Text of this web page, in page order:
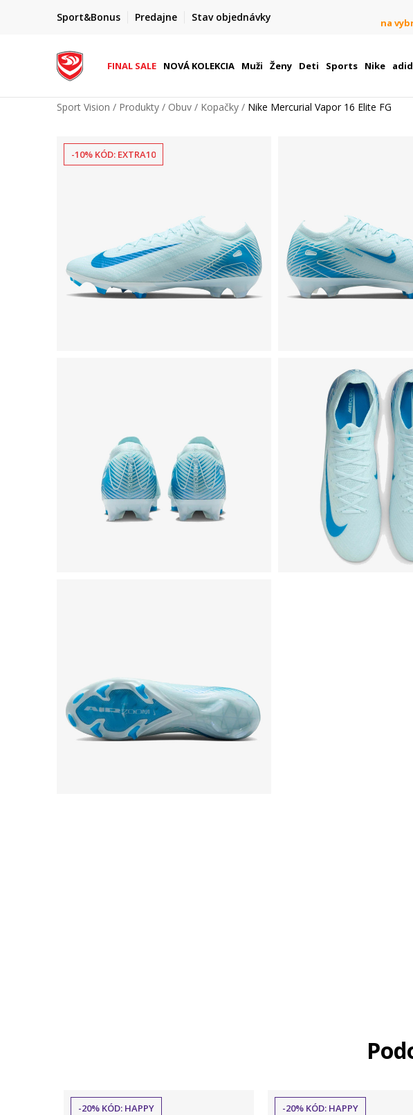
Sport&Bonus Predajne Stav objednávky
FINAL SALE AŽ -60 %
+ extra zľava 10 % len do 9. 8.
na
FINAL SALE NOVÁ KOLEKCIA Muži Ženy Deti Sports Nike
Sport Vision Produkty Obuv Kopačky Nike Mercurial Vapor 16 Elite FG
-10% KÓD: EXTRA10
-20% KÓD: HAPPY -20% KÓD: HAPPY